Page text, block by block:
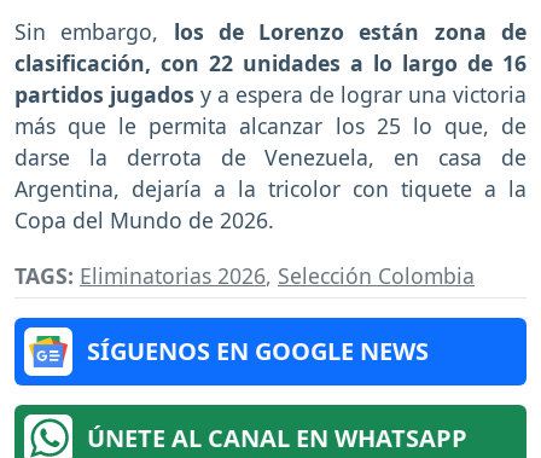
Sin embargo, los de Lorenzo están zona de
clasificación, con 22 unidades a lo largo de 16
partidos jugados y a espera de lograr una victoria
más que le permita alcanzar los 25 lo que, de
darse la derrota de Venezuela, en casa de
Argentina, dejaría a la tricolor con tiquete a la
Copa del Mundo de 2026.
TAGS: Eliminatorias 2026, Selección Colombia
SÍGUENOS EN GOOGLE NEWS
ÚNETE AL CANAL EN WHATSAPP